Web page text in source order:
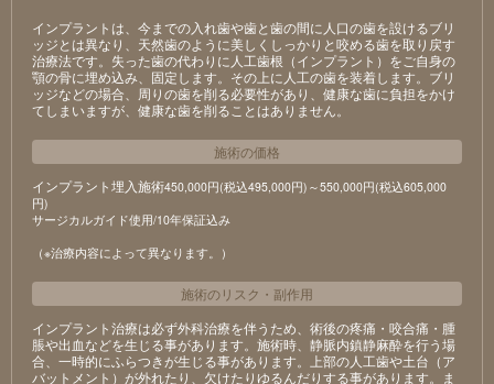
インプラントは、今までの入れ歯や歯と歯の間に人口の歯を設けるブリ
ッジとは異なり、天然歯のように美しくしっかりと咬める歯を取り戻す
治療法です。失った歯の代わりに人工歯根（インプラント）をご自身の
顎の骨に埋め込み、固定します。その上に人工の歯を装着します。ブリ
ッジなどの場合、周りの歯を削る必要性があり、健康な歯に負担をかけ
てしまいますが、健康な歯を削ることはありません。
施術の価格
インプラント埋入施術450,000円(税込495,000円)～550,000円(税込605,000
円)
サージカルガイド使用/10年保証込み
（※治療内容によって異なります。）
施術のリスク ・ 副作用
インプラント治療は必ず外科治療を伴うため、術後の疼痛・咬合痛・腫
脹や出血などを生じる事があります。施術時、静脈内鎮静麻酔を行う場
合、一時的にふらつきが生じる事があります。上部の人工歯や土台（ア
バットメント）が外れたり、欠けたりゆるんだりする事があります。ま